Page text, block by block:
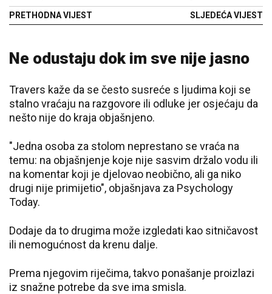
PRETHODNA VIJEST SLJEDEĆA VIJEST
Ne odustaju dok im sve nije jasno
Travers kaže da se često susreće s ljudima koji se
stalno vraćaju na razgovore ili odluke jer osjećaju da
nešto nije do kraja objašnjeno.
"Jedna osoba za stolom neprestano se vraća na
temu: na objašnjenje koje nije sasvim držalo vodu ili
na komentar koji je djelovao neobično, ali ga niko
drugi nije primijetio", objašnjava za Psychology
Today.
Dodaje da to drugima može izgledati kao sitničavost
ili nemogućnost da krenu dalje.
Prema njegovim riječima, takvo ponašanje proizlazi
iz snažne potrebe da sve ima smisla.